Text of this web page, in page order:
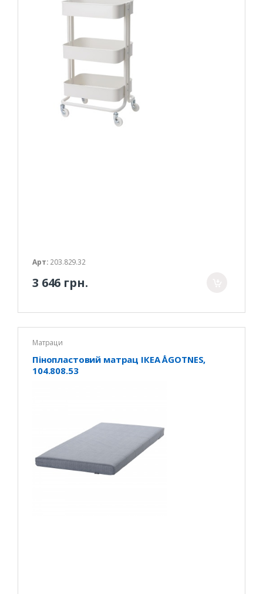
Арт: 203.829.32
3 646 грн.
Матраци
Пінопластовий матрац ІКЕА ÅGOTNES,
104.808.53